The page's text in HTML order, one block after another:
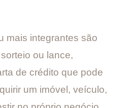
mais integrantes são
ou lance,
de crédito que pode
um imóvel, veículo,